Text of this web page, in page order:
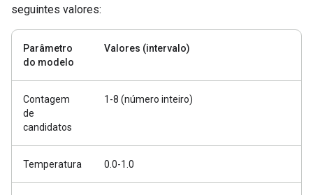
seguintes valores:
Parâmetro
do modelo
Valores (intervalo)
Contagem
de
candidatos
1-8 (número inteiro)
Temperatura 0.0-1.0